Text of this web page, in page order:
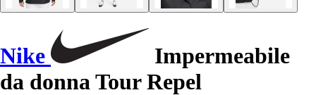
Nike
Impermeabile
da donna Tour Repel